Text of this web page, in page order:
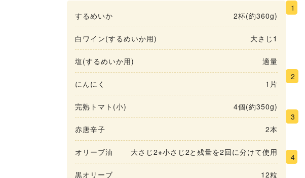
するめいか 2杯(約360g)
白ワイン(するめいか用) 大さじ1
塩(するめいか用) 適量
にんにく 1片
完熟トマト(小) 4個(約350g)
赤唐辛子 2本
オリーブ油 大さじ2※小さじ2と残量を2回に分けて使用
黒オリーブ 12粒
1
2
3
4